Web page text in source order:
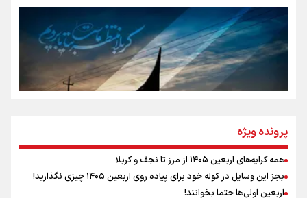
جمله‌ای که بغض چهارماهه را شکست؛ «آهای مردم، آقا از
تهران رفتند»
سه حسرتی که به دلم ماند
نگاه تمدنی رهبر شهید به فضای مجازی
اینفو برنا / توصیه‌هایی طلایی برای پیاده روی اربعین
پرونده ویژه
همه کرایه‌های اربعین ۱۴۰۵ از مرز تا نجف و کربلا
بجز این وسایل در کوله خود برای پیاده روی اربعین ۱۴۰۵ چیزی نگذارید!
اربعین اولی‌ها حتما بخوانند!